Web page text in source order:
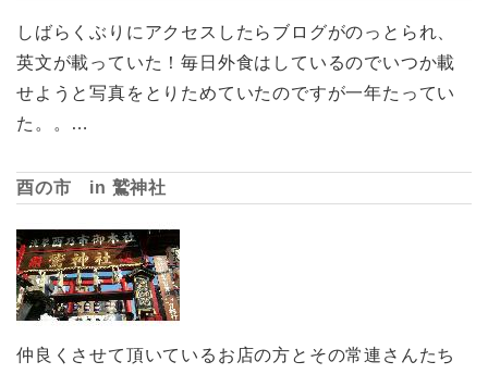
しばらくぶりにアクセスしたらブログがのっとられ、
英文が載っていた！毎日外食はしているのでいつか載
せようと写真をとりためていたのですが一年たってい
た。。…
酉の市 in 鷲神社
仲良くさせて頂いているお店の方とその常連さんたち